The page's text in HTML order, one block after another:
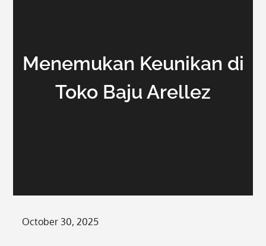
Menemukan Keunikan di
Toko Baju Arellez
Posted
October 30, 2025